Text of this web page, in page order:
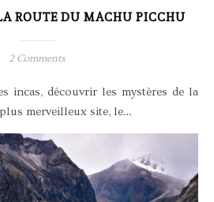
ROUTE DU MACHU PICCHU
2 Comments
merveilleux site, le…